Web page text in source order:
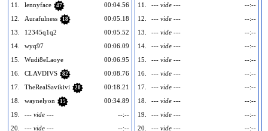
11.
lennyface 47
00:04.56
12.
Aurafulness 18
00:05.18
13.
12345q1q2
00:05.52
14.
wyq97
00:06.09
15.
Wudi8eLaoye
00:06.95
16.
CLAVDIVS 82
00:08.76
17.
TheRealSavikivi 20
00:18.21
18.
waynelyon 15
00:34.89
19.
--- vide ---
--:--
20.
--- vide --- --:--
11.
--- vide ---
--:--
12.
--- vide ---
--:--
13.
--- vide ---
--:--
14.
--- vide ---
--:--
15.
--- vide ---
--:--
16.
--- vide ---
--:--
17.
--- vide ---
--:--
18.
--- vide ---
--:--
19.
--- vide ---
--:--
20.
--- vide --- --:--